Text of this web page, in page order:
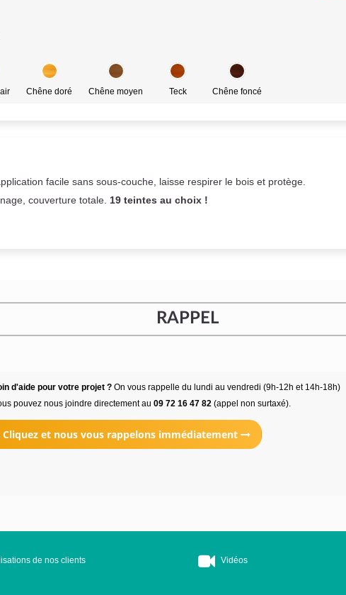
Chêne doré Chêne moyen Teck Chêne foncé
facile sans sous-couche, laisse respirer le bois et protège.
couverture totale. 19 teintes au choix !
RAPPEL
d'aide pour votre projet ?On vous rappelle du lundi au vendredi (9h-12h et 14h-18h)
pouvez nous joindre directement au 09 72 16 47 82(appel non surtaxé).
Cliquez et nous vous rappelons immédiatement
de nos clients Vidéos